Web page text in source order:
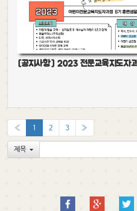
[공지사항] 2023 전문교육지도자
« 1 2 3 »
제목